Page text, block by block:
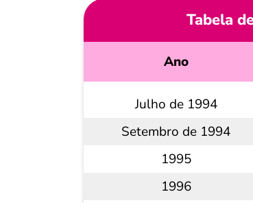
Tabela
Ano
Julho de 1994
Setembro de 1994
1995
1996